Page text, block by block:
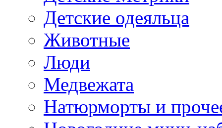
Детские одеяльца
Животные
Люди
Медвежата
Натюрморты и